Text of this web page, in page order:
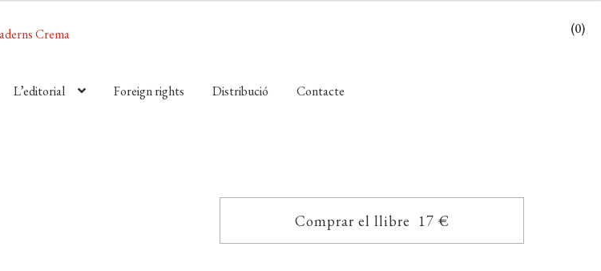
(0)
L’editorial Foreign rights Distribució Contacte
Comprar el llibre 17 €